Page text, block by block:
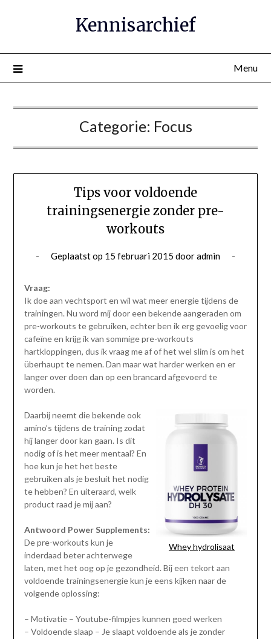
inhoud
Kennisarchief
Menu
Categorie: Focus
Tips voor voldoende
trainingsenergie zonder pre-
workouts
Geplaatst op 15 februari 2015 dooradmin
Vraag:
Ik doe aan vechtsport en wil wat meer energie tijdens de
trainingen. Nu word mij door een bekende aangeraden om
pre-workouts te gebruiken, echter ben ik erg gevoelig voor
cafeïne en krijg ik van sommige pre-workouts
hartkloppingen, dus ik vraag me af of het wel slim is om het
überhaupt te nemen. Dan maar wat harder werken en er
langer over doen dan op een brancard afgevoerd te
worden.
Whey hydrolisaat
Daarbij neemt die bekende ook
amino’s tijdens de training zodat
hij langer door kan gaan. Is dit
nodig of is het meer mentaal? En
hoe kun je het het beste
gebruiken als je besluit het nodig
te hebben? En uiteraard, welk
product raad je mij aan?
Antwoord Power Supplements:
De pre-workouts kun je
inderdaad beter achterwege
laten, met het oog op je gezondheid. Bij een tekort aan
voldoende trainingsenergie kun je eens kijken naar de
volgende oplossing:
– Motivatie – Youtube-filmpjes kunnen goed werken
– Voldoende slaap – Je slaapt voldoende als je zonder